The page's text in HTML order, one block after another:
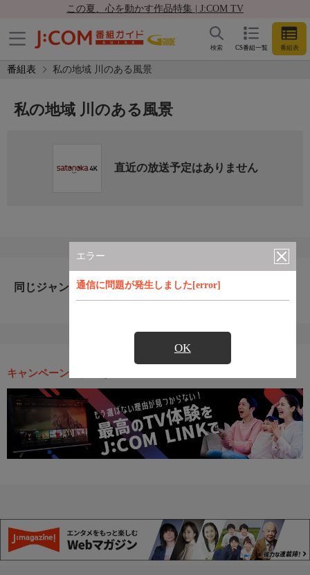
この夏、心を動かす作品特集 | J:COM TV
CS番組一覧 番組表
検索
番組表 私の地域 川のある風景
エラー
通信に問題が発生しました[error]
OK
私の地域 川のある風景
直近の放送予定はありません
同じジャンルのおすすめ番組
キャンペーン・お得な情報